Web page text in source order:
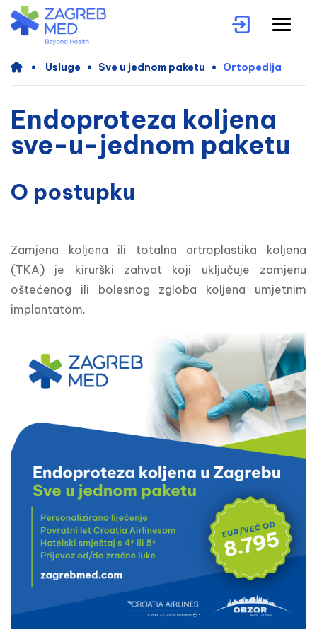
Usluge Sve u jednom paketu Ortopedija
Endoproteza koljena
sve-u-jednom paketu
O postupku
Zamjena koljena ili totalna artroplastika koljena
(TKA) je kirurški zahvat koji uključuje zamjenu
oštećenog ili bolesnog zgloba koljena umjetnim
implantatom.